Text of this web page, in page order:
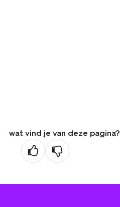
wat vind je van deze pagina?